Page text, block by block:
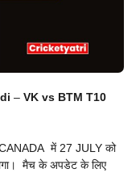
– VK vs BTM T10
में 27 JULY को
मैच के अपडेट के लिए